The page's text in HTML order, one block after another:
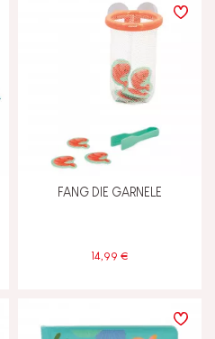
und hören
und erschaffen
FANG DIE GARNELE
14,99 €